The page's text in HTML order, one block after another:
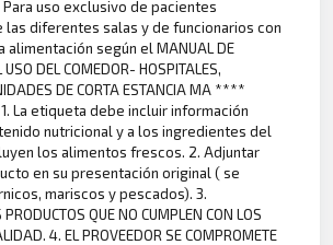
Para uso exclusivo de pacientes
las diferentes salas y de funcionarios con
alimentación según el MANUAL DE
DEL COMEDOR- HOSPITALES,
DE CORTA ESTANCIA MA ****
1. La etiqueta debe incluir información
nutricional y a los ingredientes del
los alimentos frescos. 2. Adjuntar
en su presentación original ( se
mariscos y pescados). 3.
QUE NO CUMPLEN CON LOS
4. EL PROVEEDOR SE COMPROMETE